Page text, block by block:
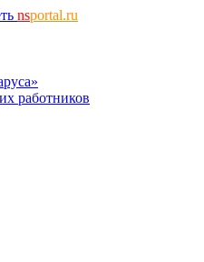
nsportal.ru
работников